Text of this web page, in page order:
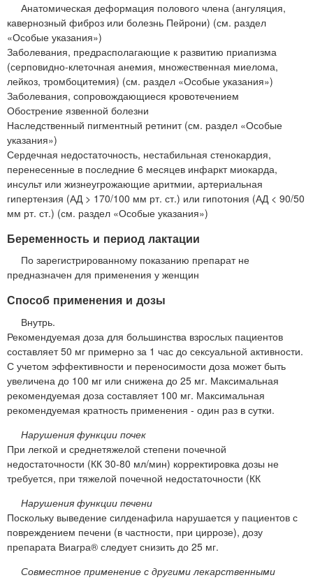
Анатомическая деформация полового члена (ангуляция,
кавернозный фиброз или болезнь Пейрони) (см. раздел
«Особые указания»)
Заболевания, предрасполагающие к развитию приапизма
(серповидно-клеточная анемия, множественная миелома,
лейкоз, тромбоцитемия) (см. раздел «Особые указания»)
Заболевания, сопровождающиеся кровотечением
Обострение язвенной болезни
Наследственный пигментный ретинит (см. раздел «Особые
указания»)
Сердечная недостаточность, нестабильная стенокардия,
перенесенные в последние 6 месяцев инфаркт миокарда,
инсульт или жизнеугрожающие аритмии, артериальная
гипертензия (АД > 170/100 мм рт. ст.) или гипотония (АД < 90/50
мм рт. ст.) (см. раздел «Особые указания»)
Беременность и период лактации
По зарегистрированному показанию препарат не
предназначен для применения у женщин
Способ применения и дозы
Внутрь.
Рекомендуемая доза для большинства взрослых пациентов
составляет 50 мг примерно за 1 час до сексуальной активности.
С учетом эффективности и переносимости доза может быть
увеличена до 100 мг или снижена до 25 мг. Максимальная
рекомендуемая доза составляет 100 мг. Максимальная
рекомендуемая кратность применения - один раз в сутки.
Нарушения функции почек
При легкой и среднетяжелой степени почечной
недостаточности (КК 30-80 мл/мин) корректировка дозы не
требуется, при тяжелой почечной недостаточности (КК
Нарушения функции печени
Поскольку выведение силденафила нарушается у пациентов с
повреждением печени (в частности, при циррозе), дозу
препарата Виагра® следует снизить до 25 мг.
Совместное применение с другими лекарственными